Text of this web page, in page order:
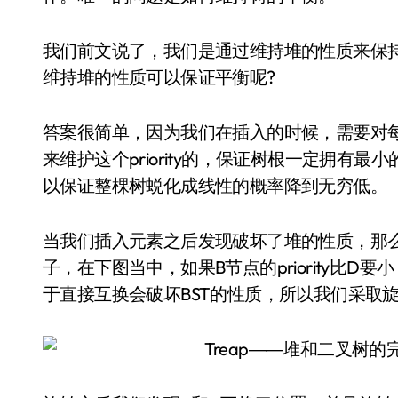
我们前文说了，我们是通过维持堆的性质来
维持堆的性质可以保证平衡呢?
答案很简单，因为我们在插入的时候，需要
来维护这个priority的，保证树根一定拥有最
以保证整棵树蜕化成线性的概率降到无穷低。
当我们插入元素之后发现破坏了堆的性质，
子，在下图当中，如果B节点的priority比D要
于直接互换会破坏BST的性质，所以我们采取